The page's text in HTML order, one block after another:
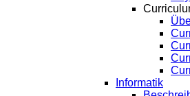
Informatik